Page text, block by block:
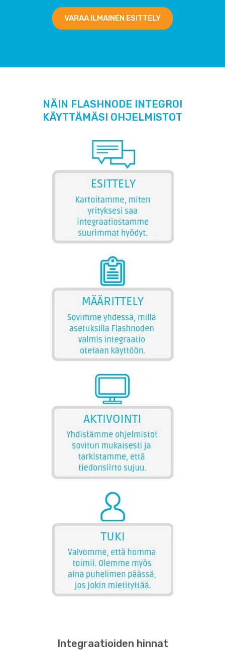
VARAA ILMAINEN ESITTELY
NÄIN FLASHNODE INTEGROI
KÄYTTÄMÄSI OHJELMISTOT
Integraatioiden hinnat